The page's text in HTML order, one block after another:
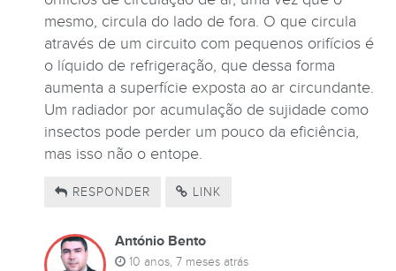
mesmo, circula do lado de fora. O que circula
através de um circuito com pequenos orifícios é
o líquido de refrigeração, que dessa forma
aumenta a superfície exposta ao ar circundante.
Um radiador por acumulação de sujidade como
insectos pode perder um pouco da eficiência,
mas isso não o entope.
RESPONDER LINK
António Bento
10 anos, 7 meses atrás